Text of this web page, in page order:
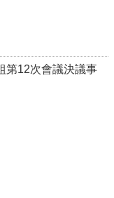
第12次會議決議事